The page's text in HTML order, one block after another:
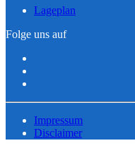
Lageplan
Folge uns auf
Impressum
Disclaimer